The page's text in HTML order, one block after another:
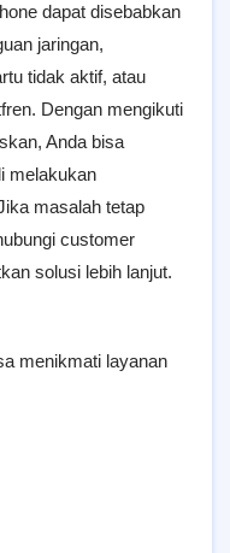
dapat disebabkan
jaringan,
tidak aktif, atau
Dengan mengikuti
Anda bisa
melakukan
masalah tetap
customer
solusi lebih lanjut.
menikmati layanan